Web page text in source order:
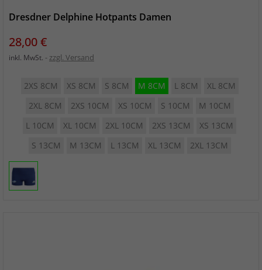
Dresdner Delphine Hotpants Damen
Preis
28,00 €
inkl. MwSt. zzgl. Versand
2XS 8CM XS 8CM S 8CM M 8CM L 8CM
XL 8CM
2XL 8CM
2XS 10CM XS 10CM S 10CM
M 10CM
L 10CM
XL 10CM 2XL 10CM 2XS 13CM
XS 13CM
S 13CM
M 13CM L 13CM XL 13CM 2XL 13CM